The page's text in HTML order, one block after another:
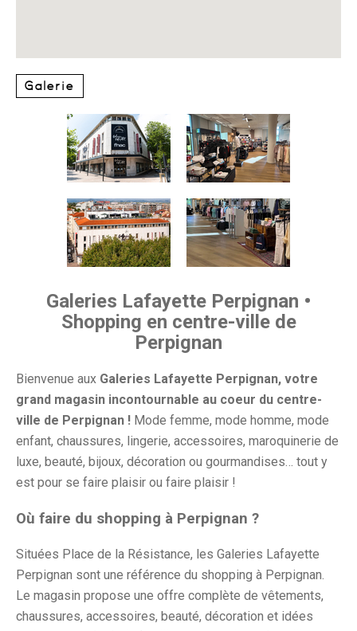
Galerie
Galeries Lafayette Perpignan •
Shopping en centre-ville de
Perpignan
Bienvenue aux Galeries Lafayette Perpignan, votre
grand magasin incontournable au coeur du centre-
ville de Perpignan ! Mode femme, mode homme, mode
enfant, chaussures, lingerie, accessoires, maroquinerie de
luxe, beauté, bijoux, décoration ou gourmandises… tout y
est pour se faire plaisir ou faire plaisir !
Où faire du shopping à Perpignan ?
Situées Place de la Résistance, les Galeries Lafayette
Perpignan sont une référence du shopping à Perpignan.
Le magasin propose une offre complète de vêtements,
chaussures, accessoires, beauté, décoration et idées